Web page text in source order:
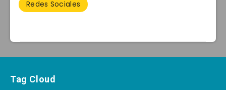
Redes Sociales
Tag Cloud